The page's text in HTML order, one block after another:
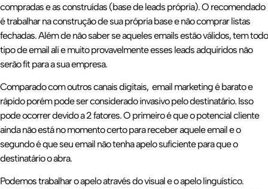
compradas e as construídas (base de leads própria). O recomendado
é trabalhar na construção de sua própria base e não comprar listas
fechadas. Além de não saber se aqueles emails estão válidos, tem todo
tipo de email ali e muito provavelmente esses leads adquiridos não
serão fit para a sua empresa.
Comparado com outros canais digitais, email marketing é barato e
rápido porém pode ser considerado invasivo pelo destinatário. Isso
pode ocorrer devido a 2 fatores. O primeiro é que o potencial cliente
ainda não está no momento certo para receber aquele email e o
segundo é que seu email não tenha apelo suficiente para que o
destinatário o abra.
Podemos trabalhar o apelo através do visual e o apelo linguístico.